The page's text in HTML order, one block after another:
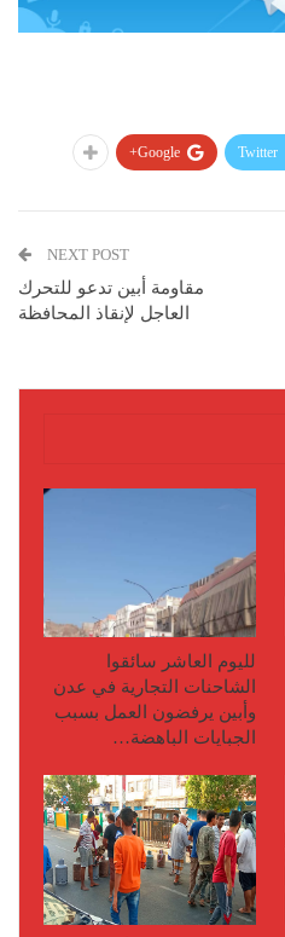
Twitter
Google+
NEXT POST
مقاومة أبين تدعو للتحرك
العاجل لإنقاذ المحافظة
لليوم العاشر سائقوا
الشاحنات التجارية في عدن
وأبين يرفضون العمل بسبب
الجبايات الباهضة…